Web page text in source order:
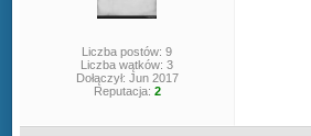
Liczba postów: 9
Liczba wątków: 3
Dołączył: Jun 2017
Reputacja: 2